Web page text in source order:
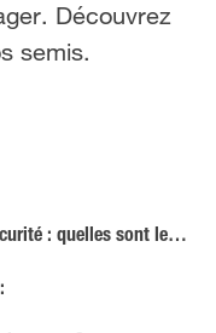
Découvrez
semis.
sont les graines ?